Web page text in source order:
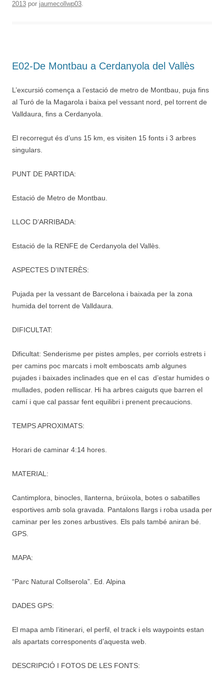
2013 por jaumecollwp03.
E02-De Montbau a Cerdanyola del Vallès
L’excursió comença a l’estació de metro de Montbau, puja fins
al Turó de la Magarola i baixa pel vessant nord, pel torrent de
Valldaura, fins a Cerdanyola.
El recorregut és d’uns 15 km, es visiten 15 fonts i 3 arbres
singulars.
PUNT DE PARTIDA:
Estació de Metro de Montbau.
LLOC D’ARRIBADA:
Estació de la RENFE de Cerdanyola del Vallès.
ASPECTES D’INTERÈS:
Pujada per la vessant de Barcelona i baixada per la zona
humida del torrent de Valldaura.
DIFICULTAT:
Dificultat: Senderisme per pistes amples, per corriols estrets i
per camins poc marcats i molt emboscats amb algunes
pujades i baixades inclinades que en el cas d’estar humides o
mullades, poden relliscar. Hi ha arbres caiguts que barren el
camí i que cal passar fent equilibri i prenent precaucions.
TEMPS APROXIMATS:
Horari de caminar 4:14 hores.
MATERIAL:
Cantimplora, binocles, llanterna, brúixola, botes o sabatilles
esportives amb sola gravada. Pantalons llargs i roba usada per
caminar per les zones arbustives. Els pals també aniran bé.
GPS.
MAPA:
“Parc Natural Collserola”. Ed. Alpina
DADES GPS:
El mapa amb l’itinerari, el perfil, el track i els waypoints estan
als apartats corresponents d’aquesta web.
DESCRIPCIÓ I FOTOS DE LES FONTS: